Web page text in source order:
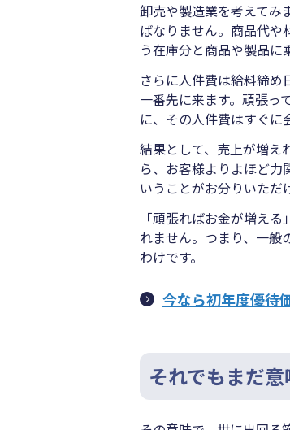
卸売や製造業を考えてみ
ばなりません。商品代や
う在庫分と商品や製品に
さらに人件費は給料締め
一番先に来ます。頑張っ
に、その人件費はすぐに
結果として、売上が増え
ら、お客様よりよほど力
いうことがお分りいただ
「頑張ればお金が増え
れません。つまり、一般
わけです。
今なら初年度優待
それでもまだ